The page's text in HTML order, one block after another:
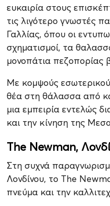
ευκαιρία στους
τις λιγότερο γνωστές
Γαλλίας, όπου οι
σχηματισμοί, τα
μονοπάτια πεζοπορίας
Με κομψούς
θέα στη θάλασσα από
μια εμπειρία εντελώς
και την κίνηση της
The Newman,
Στη συχνά
Λονδίνου, το The
πνεύμα και την